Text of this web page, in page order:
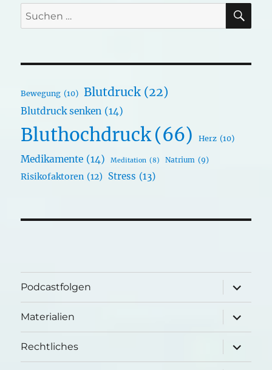
Suchen
nach:
Bewegung (10) Blutdruck (22)
Blutdruck senken (14)
Bluthochdruck(66) Herz (10)
Medikamente (14) Meditation (8) Natrium (9)
Risikofaktoren (12) Stress (13)
Podcastfolgen
öffnen
Materialien
öffnen
Rechtliches
öffnen